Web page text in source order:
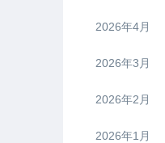
2026年4月
2026年3月
2026年2月
2026年1月